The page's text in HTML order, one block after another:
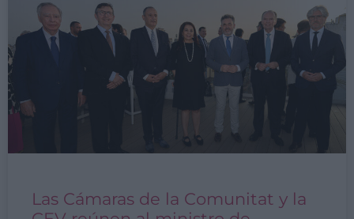
Las Cámaras de la Comunitat y la